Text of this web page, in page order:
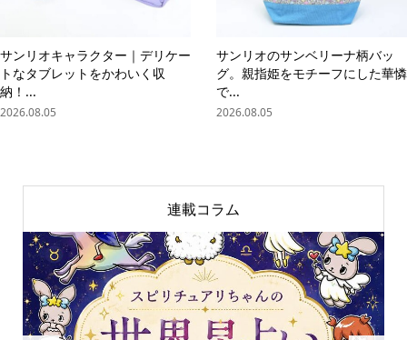
サンリオキャラクター｜デリケー
トなタブレットをかわいく収
納！...
2026.08.05
サンリオのサンベリーナ柄バッ
グ。親指姫をモチーフにした華憐
で...
2026.08.05
連載コラム